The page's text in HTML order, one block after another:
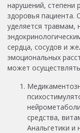
нарушений, степени
здоровья пациента.
уделяется травмам,
сердца, сосудов и
эмоциональных
может
средства,
Анальгетики и